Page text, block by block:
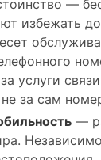
—
избежать
услуги
за сам
—